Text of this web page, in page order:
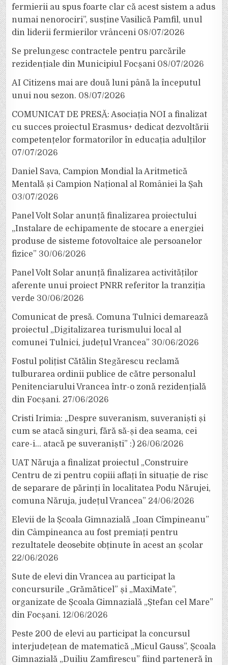
fermierii au spus foarte clar că acest sistem a adus
numai nenorociri”, susține Vasilică Pamfil, unul
din liderii fermierilor vrânceni 08/07/2026
Se prelungesc contractele pentru parcările
rezidențiale din Municipiul Focșani 08/07/2026
AI Citizens mai are două luni până la începutul
unui nou sezon. 08/07/2026
COMUNICAT DE PRESĂ: Asociația NOI a finalizat
cu succes proiectul Erasmus+ dedicat dezvoltării
competențelor formatorilor în educația adulților
07/07/2026
Daniel Sava, Campion Mondial la Aritmetică
Mentală și Campion Național al României la Șah
03/07/2026
Panel Volt Solar anunță finalizarea proiectului
„Instalare de echipamente de stocare a energiei
produse de sisteme fotovoltaice ale persoanelor
fizice” 30/06/2026
Panel Volt Solar anunță finalizarea activităților
aferente unui proiect PNRR referitor la tranziția
verde 30/06/2026
Comunicat de presă. Comuna Tulnici demarează
proiectul „Digitalizarea turismului local al
comunei Tulnici, județul Vrancea” 30/06/2026
Fostul polițist Cătălin Stegărescu reclamă
tulburarea ordinii publice de către personalul
Penitenciarului Vrancea într-o zonă rezidențială
din Focșani. 27/06/2026
Cristi Irimia: „Despre suveranism, suveraniști și
cum se atacă singuri, fără să-și dea seama, cei
care-i… atacă pe suveraniști” :) 26/06/2026
UAT Năruja a finalizat proiectul „Construire
Centru de zi pentru copiii aflați în situație de risc
de separare de părinți în localitatea Podu Nărujei,
comuna Năruja, județul Vrancea” 24/06/2026
Elevii de la Școala Gimnazială „Ioan Cîmpineanu”
din Câmpineanca au fost premiați pentru
rezultatele deosebite obținute în acest an școlar
22/06/2026
Sute de elevi din Vrancea au participat la
concursurile „Grămăticel” și „MaxiMate”,
organizate de Școala Gimnazială „Ștefan cel Mare”
din Focșani. 12/06/2026
Peste 200 de elevi au participat la concursul
interjudețean de matematică „Micul Gauss”, Școala
Gimnazială „Duiliu Zamfirescu” fiind parteneră în